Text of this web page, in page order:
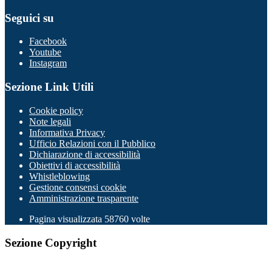
Seguici su
Facebook
Youtube
Instagram
Sezione Link Utili
Cookie policy
Note legali
Informativa Privacy
Ufficio Relazioni con il Pubblico
Dichiarazione di accessibilità
Obiettivi di accessibilità
Whistleblowing
Gestione consensi cookie
Amministrazione trasparente
Pagina visualizzata 58760 volte
Sezione Copyright